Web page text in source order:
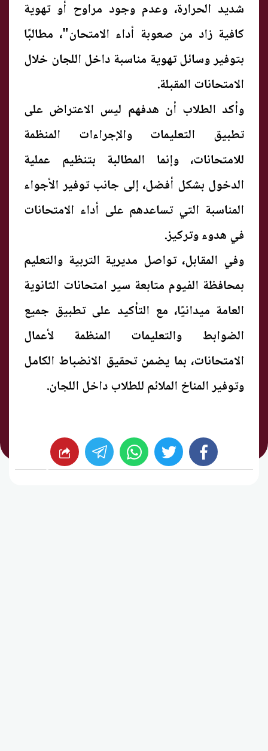
شديد الحرارة، وعدم وجود مراوح أو تهوية
كافية زاد من صعوبة أداء الامتحان"، مطالبًا
بتوفير وسائل تهوية مناسبة داخل اللجان خلال
الامتحانات المقبلة.
وأكد الطلاب أن هدفهم ليس الاعتراض على
تطبيق التعليمات والإجراءات المنظمة
للامتحانات، وإنما المطالبة بتنظيم عملية
الدخول بشكل أفضل، إلى جانب توفير الأجواء
المناسبة التي تساعدهم على أداء الامتحانات
في هدوء وتركيز.
وفي المقابل، تواصل مديرية التربية والتعليم
بمحافظة الفيوم متابعة سير امتحانات الثانوية
العامة ميدانيًا، مع التأكيد على تطبيق جميع
الضوابط والتعليمات المنظمة لأعمال
الامتحانات، بما يضمن تحقيق الانضباط الكامل
وتوفير المناخ الملائم للطلاب داخل اللجان.
facebook
twitter
whats شارك